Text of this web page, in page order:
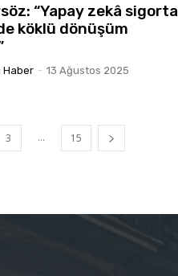
“Yapay zekâ sigorta
köklü dönüşüm
Haber - 13 Ağustos 2025
3 ... 15